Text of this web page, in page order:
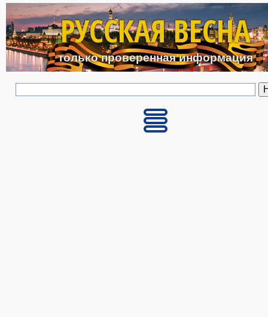
Перейти к основному
РУССКАЯ ВЕСНА
только проверенная информация